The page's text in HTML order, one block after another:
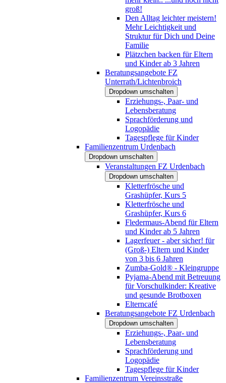
groß!
Den Alltag leichter meistern!
Mehr Leichtigkeit und
Struktur für Dich und Deine
Familie
Plätzchen backen für Eltern
und Kinder ab 3 Jahren
Beratungsangebote FZ
Unterrath/Lichtenbroich
Dropdown umschalten
Erziehungs-, Paar- und
Lebensberatung
Sprachförderung und
Logopädie
Tagespflege für Kinder
Familienzentrum Urdenbach
Dropdown umschalten
Veranstaltungen FZ Urdenbach
Dropdown umschalten
Kletterfrösche und
Grashüpfer, Kurs 5
Kletterfrösche und
Grashüpfer, Kurs 6
Fledermaus-Abend für Eltern
und Kinder ab 5 Jahren
Lagerfeuer - aber sicher! für
(Groß-) Eltern und Kinder
von 3 bis 6 Jahren
Zumba-Gold® - Kleingruppe
Pyjama-Abend mit Betreuung
für Vorschulkinder: Kreative
und gesunde Brotboxen
Elterncafé
Beratungsangebote FZ Urdenbach
Dropdown umschalten
Erziehungs-, Paar- und
Lebensberatung
Sprachförderung und
Logopädie
Tagespflege für Kinder
Familienzentrum Vereinsstraße